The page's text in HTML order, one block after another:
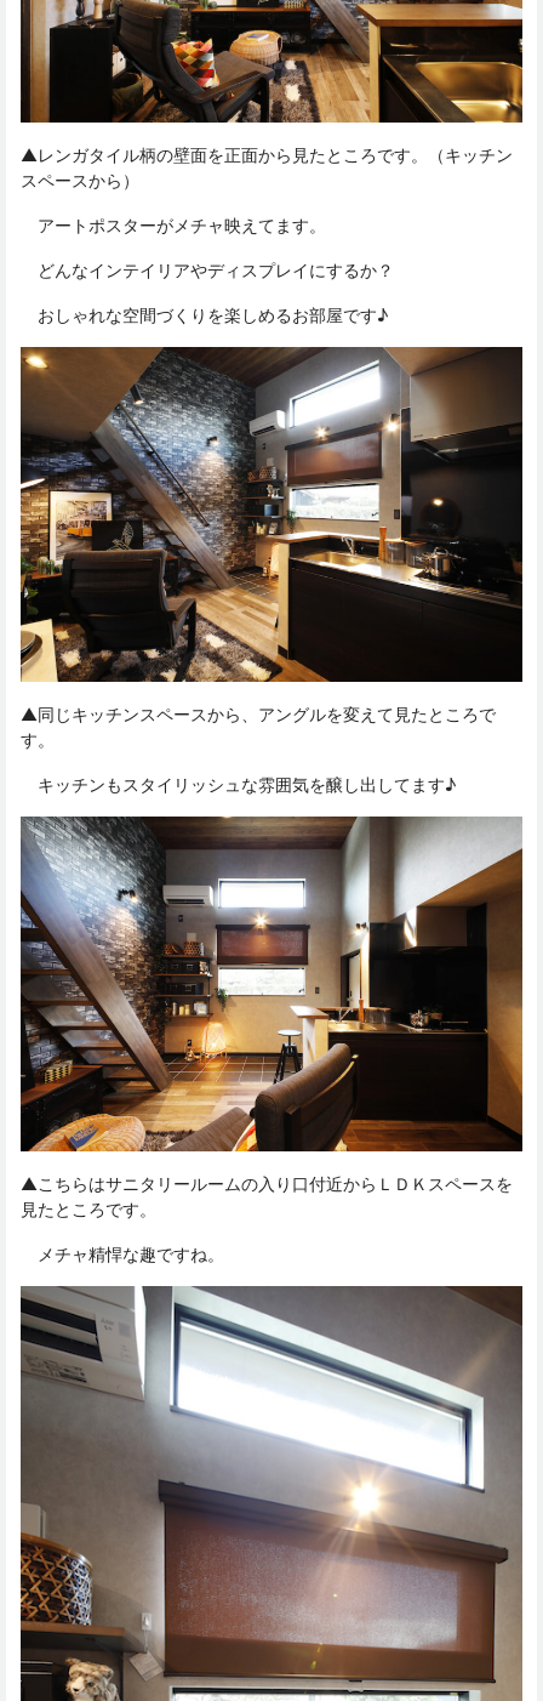
▲レンガタイル柄の壁面を正面から見たところです。（キッチン
スペースから）
アートポスターがメチャ映えてます。
どんなインテイリアやディスプレイにするか？
おしゃれな空間づくりを楽しめるお部屋です♪
▲同じキッチンスペースから、アングルを変えて見たところで
す。
キッチンもスタイリッシュな雰囲気を醸し出してます♪
▲こちらはサニタリールームの入り口付近からＬＤＫスペースを
見たところです。
メチャ精悍な趣ですね。